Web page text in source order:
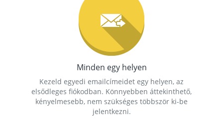
Minden egy helyen
Kezeld egyedi emailcímeidet egy helyen, az
elsődleges fiókodban. Könnyebben áttekinthető,
kényelmesebb, nem szükséges többször ki-be
jelentkezni.